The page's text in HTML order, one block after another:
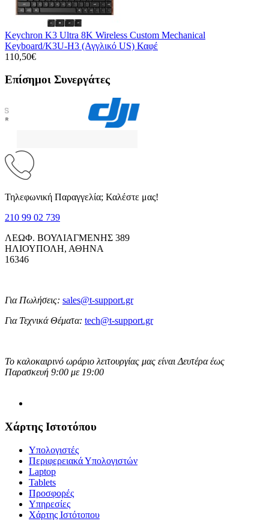
Keychron K3 Ultra 8K Wireless Custom Mechanical
Keyboard/K3U-H3 (Αγγλικό US) Καφέ
110,50€
Επίσημοι Συνεργάτες
Τηλεφωνική Παραγγελία; Καλέστε μας!
210 99 02 739
ΛΕΩΦ. ΒΟΥΛΙΑΓΜΕΝΗΣ 389
ΗΛΙΟΥΠΟΛΗ, ΑΘΗΝΑ
16346
Για Πωλήσεις: sales@t-support.gr
Για Τεχνικά Θέματα: tech@t-support.gr
Το καλοκαιρινό ωράριο λειτουργίας μας είναι Δευτέρα έως
Παρασκευή 9:00 με 19:00
Χάρτης Ιστοτόπου
Υπολογιστές
Περιφερειακά Υπολογιστών
Laptop
Tablets
Προσφορές
Υπηρεσίες
Χάρτης Ιστότοπου